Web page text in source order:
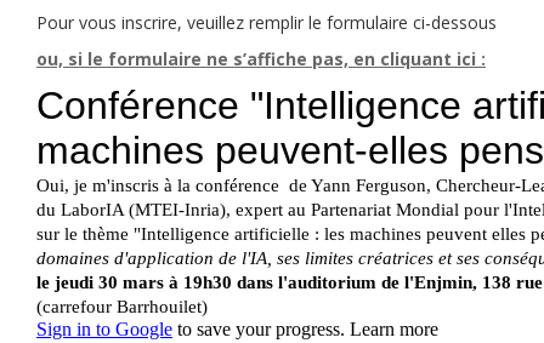
Pour vous inscrire, veuillez remplir le formulaire ci-dessous
ou, si le formulaire ne s’affiche pas, en cliquant ici :